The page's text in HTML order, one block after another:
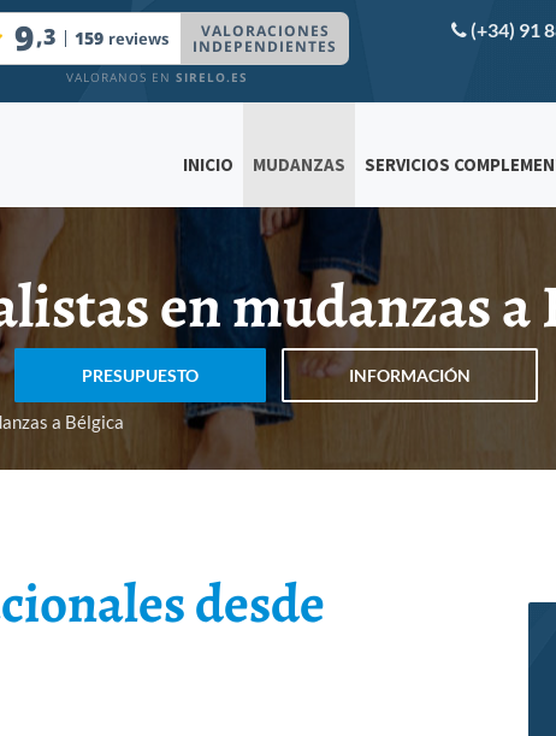
(+34) 91
INICIO MUDANZAS SERVICIOS
en mudanzas a
PRESUPUESTO INFORMACIÓN
a Bélgica
desde